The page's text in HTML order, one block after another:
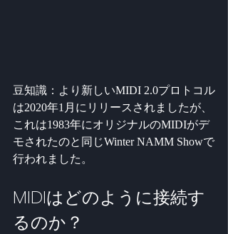
豆知識：より新しいMIDI 2.0プロトコル
は2020年1月にリリースされましたが、
これは1983年にオリジナルのMIDIがデ
モされたのと同じWinter NAMM Showで
行われました。
MIDIはどのように接続す
るのか？